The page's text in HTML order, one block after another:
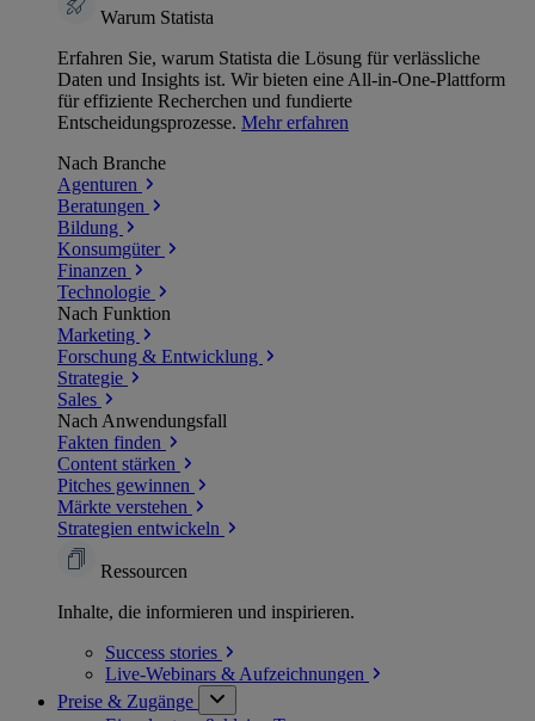
Warum Statista
Erfahren Sie, warum Statista die Lösung für verlässliche
Daten und Insights ist. Wir bieten eine All-in-One-Plattform
für effiziente Recherchen und fundierte
Entscheidungsprozesse. Mehr erfahren
Nach Branche
Agenturen
Beratungen
Bildung
Konsumgüter
Finanzen
Technologie
Nach Funktion
Marketing
Forschung & Entwicklung
Strategie
Sales
Nach Anwendungsfall
Fakten finden
Content stärken
Pitches gewinnen
Märkte verstehen
Strategien entwickeln
Ressourcen
Inhalte, die informieren und inspirieren.
Success stories
Live-Webinars & Aufzeichnungen
Preise & Zugänge